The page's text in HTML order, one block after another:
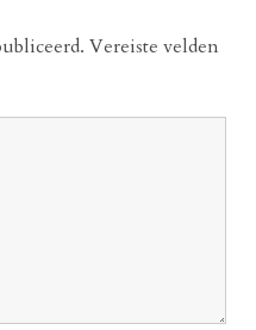
Vereiste velden